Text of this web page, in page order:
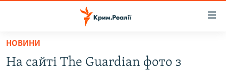
Перейти
основного
НОВИНИ
На сайті The Guardian фото з